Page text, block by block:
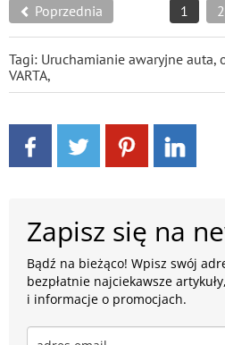
Poprzednia 1 2
Tagi: Uruchamianie awaryjne auta,
VARTA,
Zapisz się na
Bądź na bieżąco! Wpisz swój
bezpłatnie najciekawsze
i informacje o promocjach.